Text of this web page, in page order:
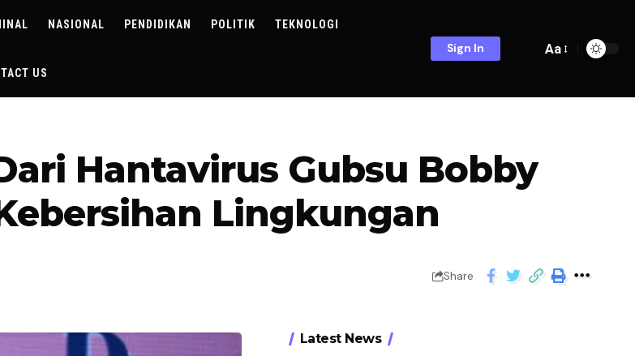
NASIONAL PENDIDIKAN POLITIK TEKNOLOGI
US
Sign In Aa
Hantavirus Gubsu Bobby
Lingkungan
Share
Latest News